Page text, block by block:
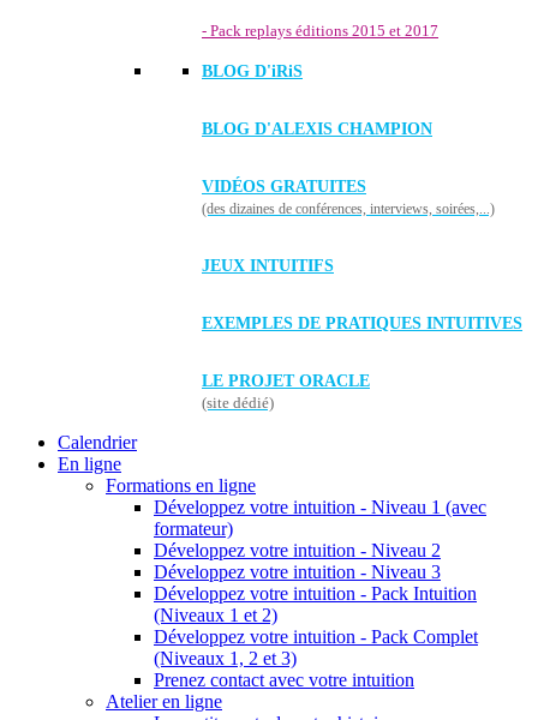
- Pack replays éditions 2015 et 2017
BLOG D'iRiS
BLOG D'ALEXIS CHAMPION
VIDÉOS GRATUITES
(des dizaines de conférences, interviews, soirées,...)
JEUX INTUITIFS
EXEMPLES DE PRATIQUES INTUITIVES
LE PROJET ORACLE
(site dédié)
Calendrier
En ligne
Formations en ligne
Développez votre intuition - Niveau 1 (avec
formateur)
Développez votre intuition - Niveau 2
Développez votre intuition - Niveau 3
Développez votre intuition - Pack Intuition
(Niveaux 1 et 2)
Développez votre intuition - Pack Complet
(Niveaux 1, 2 et 3)
Prenez contact avec votre intuition
Atelier en ligne